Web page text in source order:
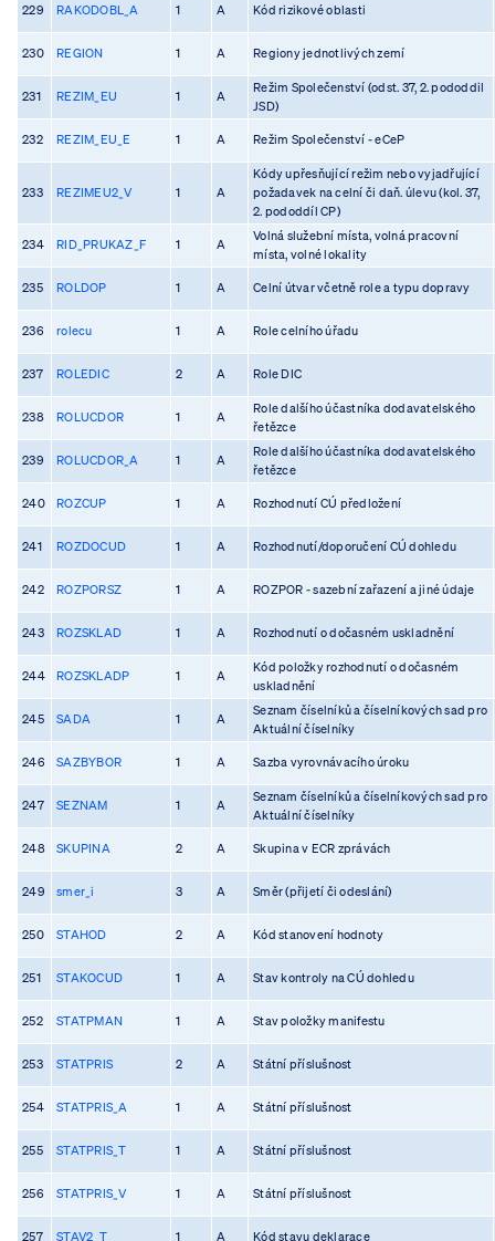
229 RAKODOBL_A 1 A Kód rizikové oblasti
230 REGION 1 A Regiony jednotlivých zemí
231 REZIM_EU 1 A
Režim Společenství (odst. 37, 2. pododdil
JSD)
232 REZIM_EU_E 1 A Režim Společenství - eCeP
233 REZIMEU2_V 1 A
Kódy upřesňující režim nebo vyjadřující
požadavek na celní či daň. úlevu (kol. 37,
2. pododdíl CP)
234 RID_PRUKAZ_F 1 A
Volná služební místa, volná pracovní
místa, volné lokality
235 ROLDOP 1 A Celní útvar včetně role a typu dopravy
236 rolecu 1 A Role celního úřadu
237 ROLEDIC 2 A Role DIC
238 ROLUCDOR 1 A
Role dalšího účastníka dodavatelského
řetězce
239 ROLUCDOR_A 1 A
Role dalšího účastníka dodavatelského
řetězce
240 ROZCUP 1 A Rozhodnutí CÚ předložení
241 ROZDOCUD 1 A Rozhodnutí/doporučení CÚ dohledu
242 ROZPORSZ 1 A ROZPOR - sazební zařazení a jiné údaje
243 ROZSKLAD 1 A Rozhodnutí o dočasném uskladnění
244 ROZSKLADP 1 A
Kód položky rozhodnutí o dočasném
uskladnění
245 SADA 1 A
Seznam číselníků a číselníkových sad pro
Aktuální číselníky
246 SAZBYBOR 1 A Sazba vyrovnávacího úroku
247 SEZNAM 1 A
Seznam číselníků a číselníkových sad pro
Aktuální číselníky
248 SKUPINA 2 A Skupina v ECR zprávách
249 smer_i 3 A Směr (přijetí či odeslání)
250 STAHOD 2 A Kód stanovení hodnoty
251 STAKOCUD 1 A Stav kontroly na CÚ dohledu
252 STATPMAN 1 A Stav položky manifestu
253 STATPRIS 2 A Státní příslušnost
254 STATPRIS_A 1 A Státní příslušnost
255 STATPRIS_T 1 A Státní příslušnost
256 STATPRIS_V 1 A Státní příslušnost
257 STAV2_T 1 A Kód stavu deklarace